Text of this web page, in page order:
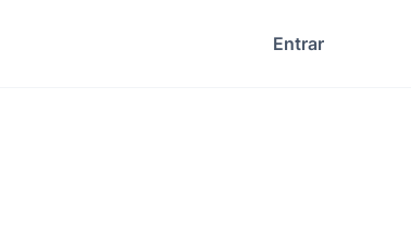
Entrar